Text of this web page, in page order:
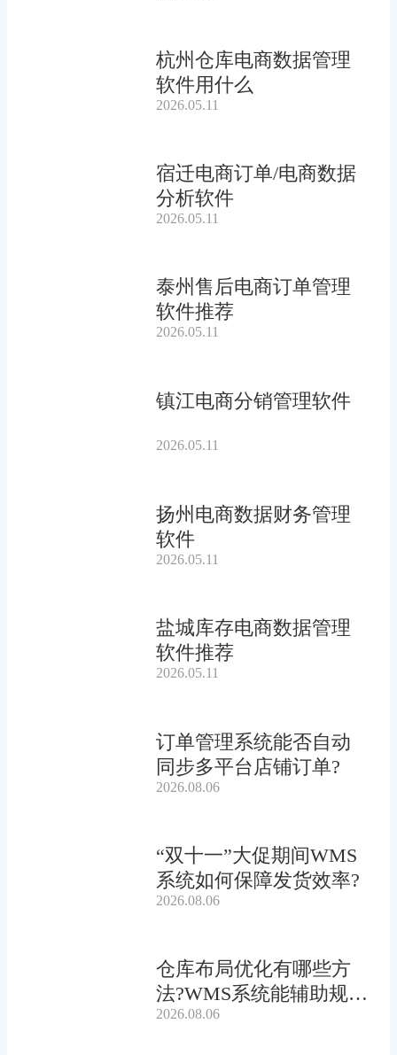
杭州仓库电商数据管理
软件用什么
2026.05.11
宿迁电商订单/电商数据
分析软件
2026.05.11
泰州售后电商订单管理
软件推荐
2026.05.11
镇江电商分销管理软件
2026.05.11
扬州电商数据财务管理
软件
2026.05.11
盐城库存电商数据管理
软件推荐
2026.05.11
订单管理系统能否自动
同步多平台店铺订单?
2026.08.06
“双十一”大促期间WMS
系统如何保障发货效率?
2026.08.06
仓库布局优化有哪些方
法?WMS系统能辅助规划
吗?
2026.08.06